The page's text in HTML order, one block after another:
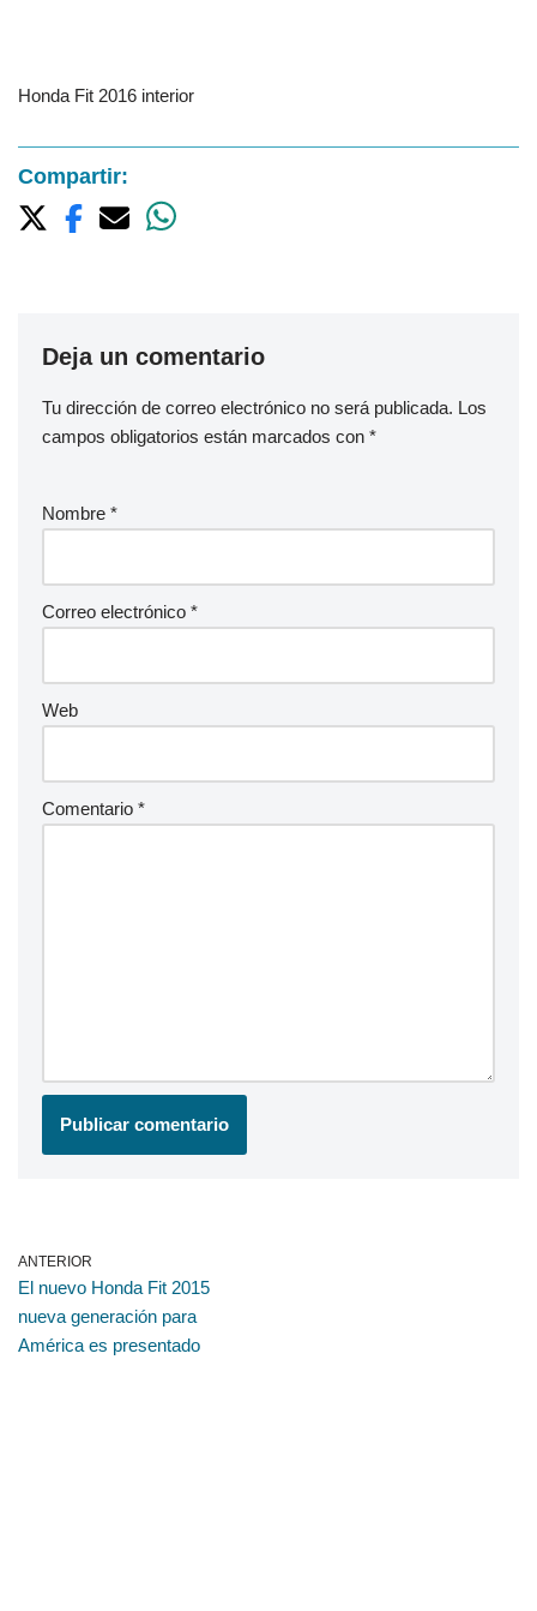
Honda Fit 2016 interior
Compartir:
Deja un comentario
Tu dirección de correo electrónico no será publicada. Los
campos obligatorios están marcados con *
Nombre *
Correo electrónico *
Web
Comentario *
ANTERIOR
El nuevo Honda Fit 2015
nueva generación para
América es presentado